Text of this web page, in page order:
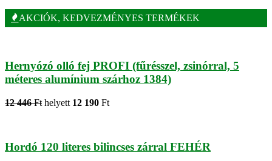
AKCIÓK, KEDVEZMÉNYES TERMÉKEK
Hernyózó olló fej PROFI (fűrésszel, zsinórral, 5
méteres alumínium szárhoz 1384)
12 446 Ft helyett 12 190 Ft
Hordó 120 literes bilincses zárral FEHÉR